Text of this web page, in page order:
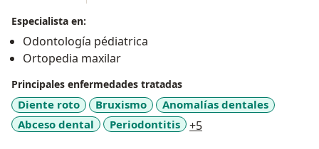
Especialista en:
Odontología pédiatrica
Ortopedia maxilar
Principales enfermedades tratadas
Diente roto Bruxismo
Anomalías dentales
Abceso dental
Periodontitis +5